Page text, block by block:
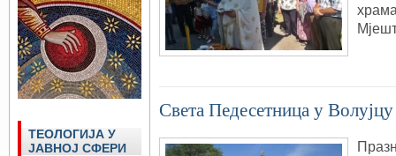
Света Педесетница у
ТЕОЛОГИЈА У
ЈАВНОЈ СФЕРИ